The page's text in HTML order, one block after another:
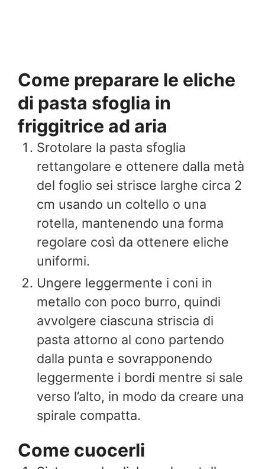
Come preparare le eliche
di pasta sfoglia in
friggitrice ad aria
Srotolare la pasta sfoglia
rettangolare e ottenere dalla metà
del foglio sei strisce larghe circa 2
cm usando un coltello o una
rotella, mantenendo una forma
regolare così da ottenere eliche
uniformi.
Ungere leggermente i coni in
metallo con poco burro, quindi
avvolgere ciascuna striscia di
pasta attorno al cono partendo
dalla punta e sovrapponendo
leggermente i bordi mentre si sale
verso l’alto, in modo da creare una
spirale compatta.
Come cuocerli